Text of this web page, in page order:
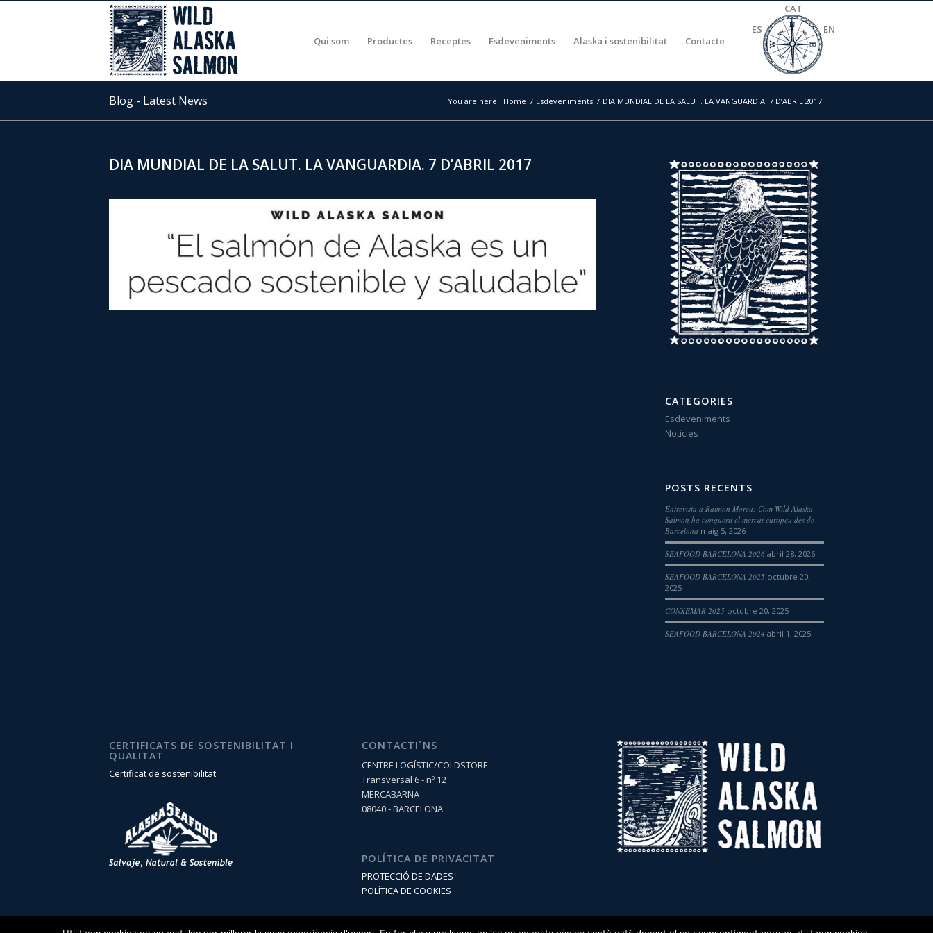
Qui som Productes Receptes Esdeveniments Alaska i sostenibilitat Contacte
ES
CAT
EN
Blog - Latest News You are here: Home / Esdeveniments / DIA MUNDIAL DE LA SALUT. LA VANGUARDIA. 7 D’ABRIL 2017
DIA MUNDIAL DE LA SALUT. LA VANGUARDIA. 7 D’ABRIL 2017
CATEGORIES
Esdeveniments
Noticies
POSTS RECENTS
Entrevista a Raimon Moreu: Com Wild Alaska
Salmon ha conquerit el mercat europeu des de
Barcelona maig 5, 2026
SEAFOOD BARCELONA 2026 abril 28, 2026
SEAFOOD BARCELONA 2025 octubre 20,
2025
CONXEMAR 2025 octubre 20, 2025
SEAFOOD BARCELONA 2024 abril 1, 2025
CERTIFICATS DE SOSTENIBILITAT I
QUALITAT
Certificat de sostenibilitat
CONTACTI´NS
CENTRE LOGÍSTIC/COLDSTORE :
Transversal 6 - nº 12
MERCABARNA
08040 - BARCELONA
POLÍTICA DE PRIVACITAT
PROTECCIÓ DE DADES
POLÍTICA DE COOKIES